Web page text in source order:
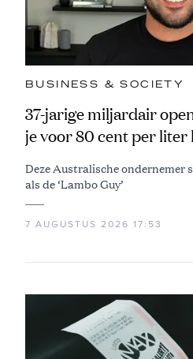
BUSINESS & SOCIETY
37-jarige miljardair
je voor 80 cent per liter
Deze Australische ondernemer
als de ‘Lambo Guy’
7 AUGUSTUS 2026 17:53